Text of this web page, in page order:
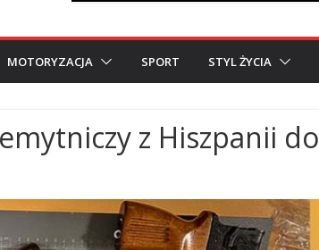
MOTORYZACJA SPORT STYL ŻYCIA
z Hiszpanii do